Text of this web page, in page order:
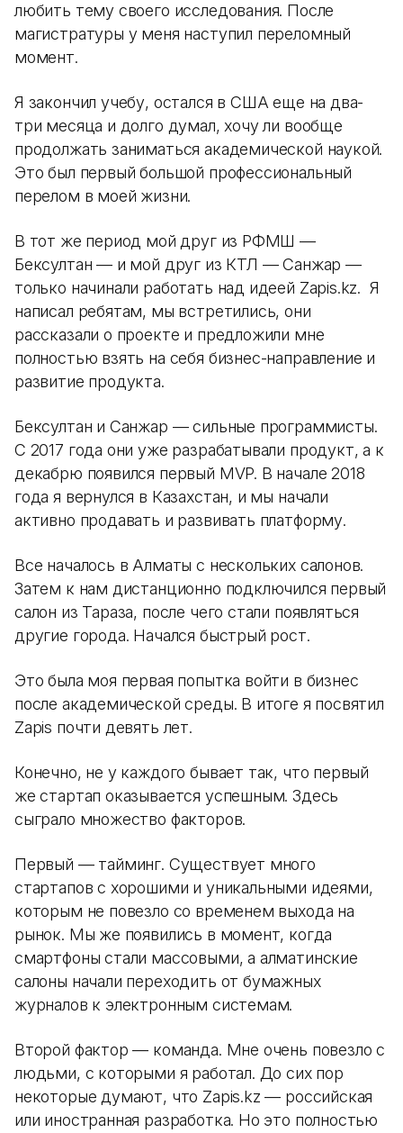
любить тему своего исследования. После
магистратуры у меня наступил переломный
момент.
Я закончил учебу, остался в США еще на два-
три месяца и долго думал, хочу ли вообще
продолжать заниматься академической наукой.
Это был первый большой профессиональный
перелом в моей жизни.
В тот же период мой друг из РФМШ —
Бексултан — и мой друг из КТЛ — Санжар —
только начинали работать над идеей Zapis.kz. Я
написал ребятам, мы встретились, они
рассказали о проекте и предложили мне
полностью взять на себя бизнес-направление и
развитие продукта.
Бексултан и Санжар — сильные программисты.
С 2017 года они уже разрабатывали продукт, а к
декабрю появился первый MVP. В начале 2018
года я вернулся в Казахстан, и мы начали
активно продавать и развивать платформу.
Все началось в Алматы с нескольких салонов.
Затем к нам дистанционно подключился первый
салон из Тараза, после чего стали появляться
другие города. Начался быстрый рост.
Это была моя первая попытка войти в бизнес
после академической среды. В итоге я посвятил
Zapis почти девять лет.
Конечно, не у каждого бывает так, что первый
же стартап оказывается успешным. Здесь
сыграло множество факторов.
Первый — тайминг. Существует много
стартапов с хорошими и уникальными идеями,
которым не повезло со временем выхода на
рынок. Мы же появились в момент, когда
смартфоны стали массовыми, а алматинские
салоны начали переходить от бумажных
журналов к электронным системам.
Второй фактор — команда. Мне очень повезло с
людьми, с которыми я работал. До сих пор
некоторые думают, что Zapis.kz — российская
или иностранная разработка. Но это полностью